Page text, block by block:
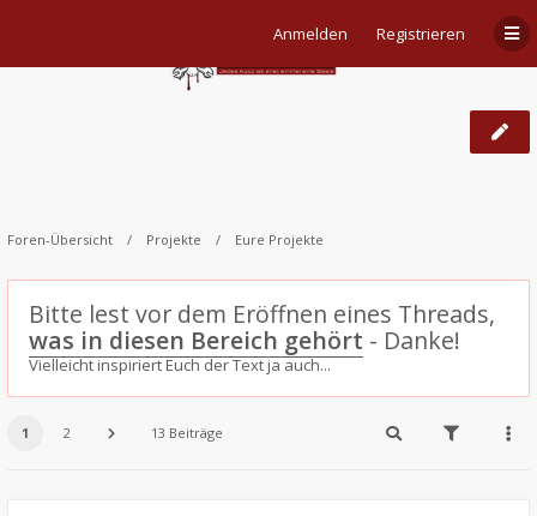
Anmelden Registrieren
Foren-Übersicht Projekte Eure Projekte
Bitte lest vor dem Eröffnen eines Threads,
was in diesen Bereich gehört - Danke!
Vielleicht inspiriert Euch der Text ja auch...
1 2 13 Beiträge